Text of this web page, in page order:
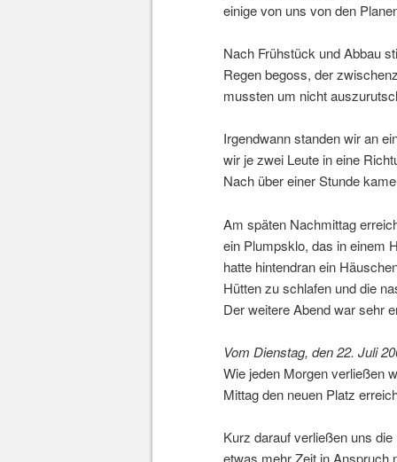
einige von uns von den
Nach Frühstück und Abbau
Regen begoss, der
mussten um nicht
Irgendwann standen wir an
wir je zwei Leute in eine
Nach über einer Stunde
Am späten Nachmittag
ein Plumpsklo, das in einem
hatte hintendran ein
Hütten zu schlafen und die
Der weitere Abend war sehr
Vom Dienstag, den 22. Juli
Wie jeden Morgen verließen
Mittag den neuen Platz
Kurz darauf verließen uns